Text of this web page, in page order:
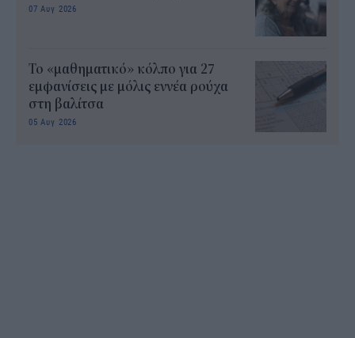
07 Αυγ 2026
Το «μαθηματικό» κόλπο για 27
εμφανίσεις με μόλις εννέα ρούχα
στη βαλίτσα
05 Αυγ 2026